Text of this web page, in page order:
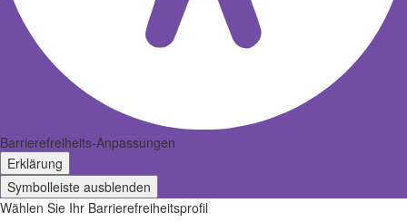
Barrierefreiheits-Anpassungen
Erklärung
Symbolleiste ausblenden
Wählen Sie Ihr Barrierefreiheitsprofil